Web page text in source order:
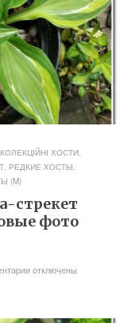
КОЛЕКЦІЙНІ ХОСТИ,
, РЕДКИЕ ХОСТЫ,
(M)
стрекет
фото
отключены